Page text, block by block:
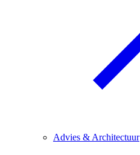
Advies & Architectuur